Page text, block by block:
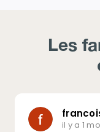
Les
il y a 1